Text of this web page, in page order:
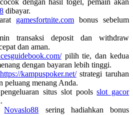
dibayar.
gamesfortnite.com bonus sebelum
transaksi deposit dan withdraw
dan aman.
pilih tie, dan kedua
dengan bayaran lebih tinggi.
https://kampuspoker.net/strategi taruhan
peluang menang Anda.
situs slot poolsslot gacor
Novaslo88 sering hadiahkan bonus